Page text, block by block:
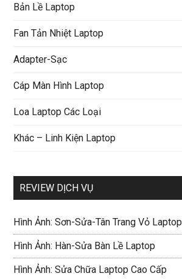
Bản Lề Laptop
Fan Tản Nhiệt Laptop
Adapter-Sạc
Cáp Màn Hình Laptop
Loa Laptop Các Loại
Khác – Linh Kiện Laptop
REVIEW DỊCH VỤ
Hình Ảnh: Sơn-Sửa-Tân Trang Vỏ Laptop
Hình Ảnh: Hàn-Sửa Bàn Lề Laptop
Hình Ảnh: Sửa Chữa Laptop Cao Cấp